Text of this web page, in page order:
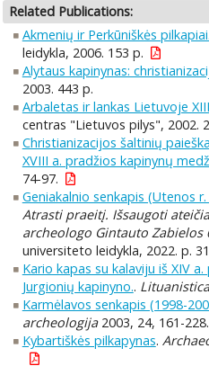
Related Publications:
Akmenių ir Perkūniškės pilkapiai.
leidykla, 2006. 153 p.
Alytaus kapinynas:
2003. 443 p.
Arbaletas ir lankas Lietuvoje
centras "Lietuvos pilys", 2002.
Christianizacijos šaltinių
XVIII a. pradžios kapinynų
74-97.
Geniakalnio senkapis (Utenos
Atrasti praeitį. Išsaugoti
archeologo Gintauto Zabielos
universiteto leidykla, 2022. p.
Kario kapas su kalaviju iš XIV
Jurgionių kapinyno.. Lituanistica
Karmėlavos senkapis (1998-
archeologija2003, 24, 161-228.
Kybartiškės pilkapynas.